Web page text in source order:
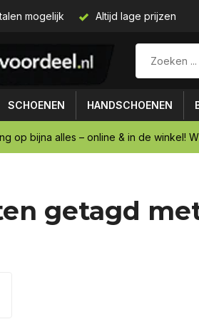
mogelijk Altijd lage prijzen
SCHOENEN HANDSCHOENEN
op bijna alles – online & in de winkel!
getagd